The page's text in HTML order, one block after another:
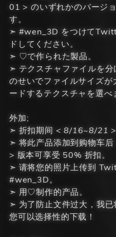
01 > のいずれかのバージ
す。
➣ #wen_3D をつけて
ドしてください。
➣ ♡で作られた製品。
➣ テクスチャファイルを分
のせいでファイルサイズが
ードするテクスチャを選べ
外加;
➣ 折扣期间 < 8/16~8/21 >
➣ 将此产品添加到购物车
> 版本可享受 50% 折扣。
➣ 请将您的照片上传到
#wen_3D。
➣ 用♡制作的产品。
➣ 为了防止文件过大，我
您可以选择性的下载！